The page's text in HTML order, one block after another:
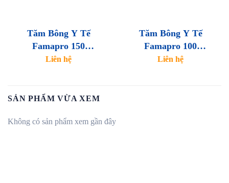
Tăm Bông Y Tế
Famapro 150
Que/hộp
Liên hệ
Tăm Bông Y Tế
Famapro 100
Que/túi
Liên hệ
SẢN PHẨM VỪA XEM
Không có sản phẩm xem gần đây